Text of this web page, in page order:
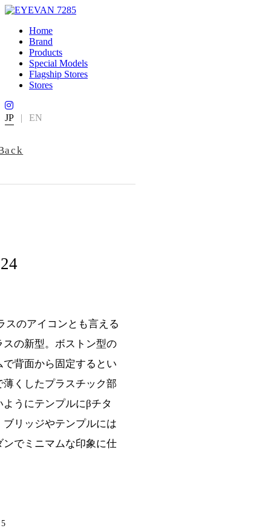
Home
Brand
Products
Special Models
Flagship Stores
Stores
JP | EN
スのアイコンとも言える
の新型。ボストン型の
背面から固定するとい
くしたプラスチック部
うにテンプルにβチタ
リッジやテンプルには
でミニマムな印象に仕